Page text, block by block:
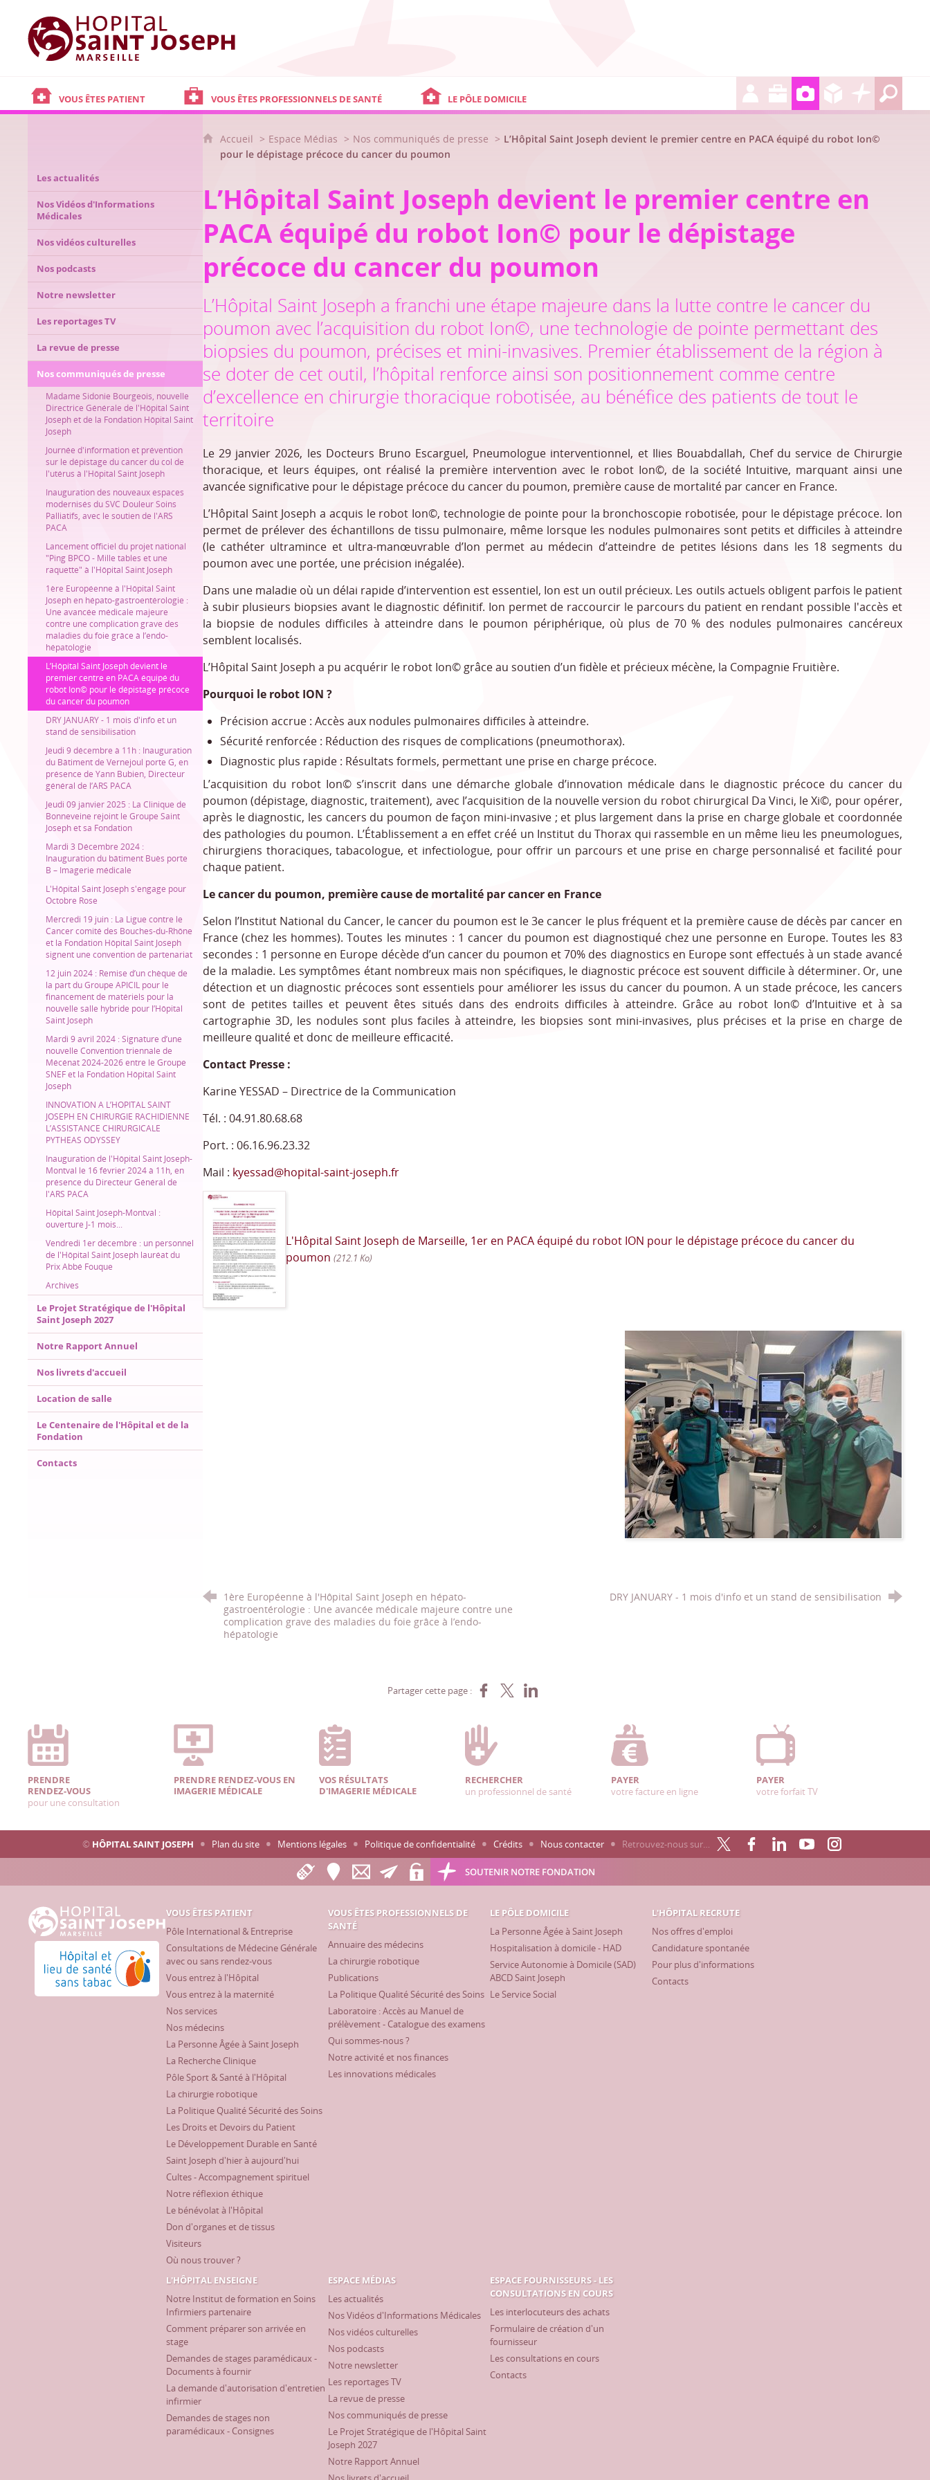
Hôpital Saint Joseph - Marseille
VOUS ÊTES PATIENT VOUS ÊTES PROFESSIONNELS DE SANTÉ LE PÔLE DOMICILE
Les actualités
Nos Vidéos d'Informations
Médicales
Nos vidéos culturelles
Nos podcasts
Notre newsletter
Les reportages TV
La revue de presse
Nos communiqués de presse
Madame Sidonie Bourgeois, nouvelle
Directrice Générale de l'Hôpital Saint
Joseph et de la Fondation Hôpital Saint
Joseph
Journée d'information et prévention
sur le dépistage du cancer du col de
l'utérus à l'Hôpital Saint Joseph
Inauguration des nouveaux espaces
modernisés du SVC Douleur Soins
Palliatifs, avec le soutien de l'ARS
PACA
Lancement officiel du projet national
"Ping BPCO - Mille tables et une
raquette" à l'Hôpital Saint Joseph
1ère Européenne à l'Hôpital Saint
Joseph en hépato-gastroentérologie :
Une avancée médicale majeure
contre une complication grave des
maladies du foie grâce à l’endo-
hépatologie
L’Hôpital Saint Joseph devient le
premier centre en PACA équipé du
robot Ion© pour le dépistage précoce
du cancer du poumon
DRY JANUARY - 1 mois d'info et un
stand de sensibilisation
Jeudi 9 décembre à 11h : Inauguration
du Bâtiment de Vernejoul porte G, en
présence de Yann Bubien, Directeur
général de l’ARS PACA
Jeudi 09 janvier 2025 : La Clinique de
Bonneveine rejoint le Groupe Saint
Joseph et sa Fondation
Mardi 3 Décembre 2024 :
Inauguration du bâtiment Buès porte
B – Imagerie médicale
L'Hôpital Saint Joseph s'engage pour
Octobre Rose
Mercredi 19 juin : La Ligue contre le
Cancer comité des Bouches-du-Rhône
et la Fondation Hôpital Saint Joseph
signent une convention de partenariat
12 juin 2024 : Remise d’un chèque de
la part du Groupe APICIL pour le
financement de matériels pour la
nouvelle salle hybride pour l’Hôpital
Saint Joseph
Mardi 9 avril 2024 : Signature d’une
nouvelle Convention triennale de
Mécénat 2024-2026 entre le Groupe
SNEF et la Fondation Hôpital Saint
Joseph
INNOVATION A L’HOPITAL SAINT
JOSEPH EN CHIRURGIE RACHIDIENNE
L’ASSISTANCE CHIRURGICALE
PYTHEAS ODYSSEY
Inauguration de l'Hôpital Saint Joseph-
Montval le 16 février 2024 à 11h, en
présence du Directeur Général de
l'ARS PACA
Hôpital Saint Joseph-Montval :
ouverture J-1 mois...
Vendredi 1er décembre : un personnel
de l'Hôpital Saint Joseph lauréat du
Prix Abbé Fouque
Archives
Le Projet Stratégique de l'Hôpital
Saint Joseph 2027
Notre Rapport Annuel
Nos livrets d'accueil
Location de salle
Le Centenaire de l'Hôpital et de la
Fondation
Contacts
Accueil Espace Médias Nos communiqués de presse
L’Hôpital Saint Joseph devient le premier centre en PACA équipé du robot Ion©
pour le dépistage précoce du cancer du poumon
L’Hôpital Saint Joseph devient le premier centre en
PACA équipé du robot Ion© pour le dépistage
précoce du cancer du poumon
L’Hôpital Saint Joseph a franchi une étape majeure dans la lutte contre le cancer du
poumon avec l’acquisition du robot Ion©, une technologie de pointe permettant des
biopsies du poumon, précises et mini-invasives. Premier établissement de la région à
se doter de cet outil, l’hôpital renforce ainsi son positionnement comme centre
d’excellence en chirurgie thoracique robotisée, au bénéfice des patients de tout le
territoire
Le 29 janvier 2026, les Docteurs Bruno Escarguel, Pneumologue interventionnel, et Ilies Bouabdallah, Chef du service de Chirurgie
thoracique, et leurs équipes, ont réalisé la première intervention avec le robot Ion©, de la société Intuitive, marquant ainsi une
avancée significative pour le dépistage précoce du cancer du poumon, première cause de mortalité par cancer en France.
L’Hôpital Saint Joseph a acquis le robot Ion©, technologie de pointe pour la bronchoscopie robotisée, pour le dépistage précoce. Ion
permet de prélever des échantillons de tissu pulmonaire, même lorsque les nodules pulmonaires sont petits et difficiles à atteindre
(le cathéter ultramince et ultra-manœuvrable d’Ion permet au médecin d’atteindre de petites lésions dans les 18 segments du
poumon avec une portée, une précision inégalée).
Dans une maladie où un délai rapide d’intervention est essentiel, Ion est un outil précieux. Les outils actuels obligent parfois le patient
à subir plusieurs biopsies avant le diagnostic définitif. Ion permet de raccourcir le parcours du patient en rendant possible l'accès et
la biopsie de nodules difficiles à atteindre dans le poumon périphérique, où plus de 70 % des nodules pulmonaires cancéreux
semblent localisés.
L’Hôpital Saint Joseph a pu acquérir le robot Ion©grâce au soutien d’un fidèle et précieux mécène, la Compagnie Fruitière.
Pourquoi le robot ION ?
Précision accrue : Accès aux nodules pulmonaires difficiles à atteindre.
Sécurité renforcée : Réduction des risques de complications (pneumothorax).
Diagnostic plus rapide : Résultats formels, permettant une prise en charge précoce.
L’acquisition du robot Ion©s’inscrit dans une démarche globale d’innovation médicale dans le diagnostic précoce du cancer du
poumon (dépistage, diagnostic, traitement), avec l’acquisition de la nouvelle version du robot chirurgical Da Vinci, le Xi©, pour opérer,
après le diagnostic, les cancers du poumon de façon mini-invasive ; et plus largement dans la prise en charge globale et coordonnée
des pathologies du poumon. L’Établissement a en effet créé un Institut du Thorax qui rassemble en un même lieu les pneumologues,
chirurgiens thoraciques, tabacologue, et infectiologue, pour offrir un parcours et une prise en charge personnalisé et facilité pour
chaque patient.
Le cancer du poumon, première cause de mortalité par cancer en France
Selon l’Institut National du Cancer, le cancer du poumon est le 3e cancer le plus fréquent et la première cause de décès par cancer en
France (chez les hommes). Toutes les minutes : 1 cancer du poumon est diagnostiqué chez une personne en Europe. Toutes les 83
secondes : 1 personne en Europe décède d’un cancer du poumon et 70% des diagnostics en Europe sont effectués à un stade avancé
de la maladie. Les symptômes étant nombreux mais non spécifiques, le diagnostic précoce est souvent difficile à déterminer. Or, une
détection et un diagnostic précoces sont essentiels pour améliorer les issus du cancer du poumon. A un stade précoce, les cancers
sont de petites tailles et peuvent êtes situés dans des endroits difficiles à atteindre. Grâce au robot Ion© d’Intuitive et à sa
cartographie 3D, les nodules sont plus faciles à atteindre, les biopsies sont mini-invasives, plus précises et la prise en charge de
meilleure qualité et donc de meilleure efficacité.
Contact Presse :
Karine YESSAD – Directrice de la Communication
Tél. : 04.91.80.68.68
Port. : 06.16.96.23.32
Mail : kyessad@hopital-saint-joseph.fr
L'Hôpital Saint Joseph de Marseille, 1er en PACA équipé du robot ION pour le dépistage précoce du cancer du
poumon (212.1 Ko)
1ère Européenne à l'Hôpital Saint Joseph en hépato-
gastroentérologie : Une avancée médicale majeure contre une
complication grave des maladies du foie grâce à l’endo-
hépatologie
DRY JANUARY - 1 mois d'info et un stand de sensibilisation
Partager cette page : Partager sur Facebook
Partager sur XPartager sur LinkedIn
PRENDRE
RENDEZ-VOUS
pour une consultation
PRENDRE RENDEZ-VOUS EN
IMAGERIE MÉDICALE
VOS RÉSULTATS
D'IMAGERIE MÉDICALE
RECHERCHER
un professionnel de santé
PAYER
votre facture en ligne
PAYER
votre forfait TV
© HÔPITAL SAINT JOSEPH Plan du site Mentions légales Politique de confidentialité Crédits Nous contacter Retrouvez-nous sur…
SOUTENIR NOTRE FONDATION
Hôpital Saint Joseph - Marseille
Hôpital et lieu de santé sans tabac
VOUS ÊTES PATIENT
Pôle International & Entreprise
Consultations de Médecine Générale
avec ou sans rendez-vous
Vous entrez à l'Hôpital
Vous entrez à la maternité
Nos services
Nos médecins
La Personne Âgée à Saint Joseph
La Recherche Clinique
Pôle Sport & Santé à l'Hôpital
La chirurgie robotique
La Politique Qualité Sécurité des Soins
Les Droits et Devoirs du Patient
Le Développement Durable en Santé
Saint Joseph d'hier à aujourd'hui
Cultes - Accompagnement spirituel
Notre réflexion éthique
Le bénévolat à l'Hôpital
Don d'organes et de tissus
Visiteurs
Où nous trouver ?
VOUS ÊTES PROFESSIONNELS DE
SANTÉ
Annuaire des médecins
La chirurgie robotique
Publications
La Politique Qualité Sécurité des Soins
Laboratoire : Accès au Manuel de
prélèvement - Catalogue des examens
Qui sommes-nous ?
Notre activité et nos finances
Les innovations médicales
LE PÔLE DOMICILE
La Personne Âgée à Saint Joseph
Hospitalisation à domicile - HAD
Service Autonomie à Domicile (SAD)
ABCD Saint Joseph
Le Service Social
L'HÔPITAL RECRUTE
Nos offres d'emploi
Candidature spontanée
Pour plus d'informations
Contacts
L'HÔPITAL ENSEIGNE
Notre Institut de formation en Soins
Infirmiers partenaire
Comment préparer son arrivée en
stage
Demandes de stages paramédicaux -
Documents à fournir
La demande d'autorisation d'entretien
infirmier
Demandes de stages non
paramédicaux - Consignes
ESPACE MÉDIAS
Les actualités
Nos Vidéos d'Informations Médicales
Nos vidéos culturelles
Nos podcasts
Notre newsletter
Les reportages TV
La revue de presse
Nos communiqués de presse
Le Projet Stratégique de l'Hôpital Saint
Joseph 2027
Notre Rapport Annuel
ESPACE FOURNISSEURS - LES
CONSULTATIONS EN COURS
Les interlocuteurs des achats
Formulaire de création d'un
fournisseur
Les consultations en cours
Contacts